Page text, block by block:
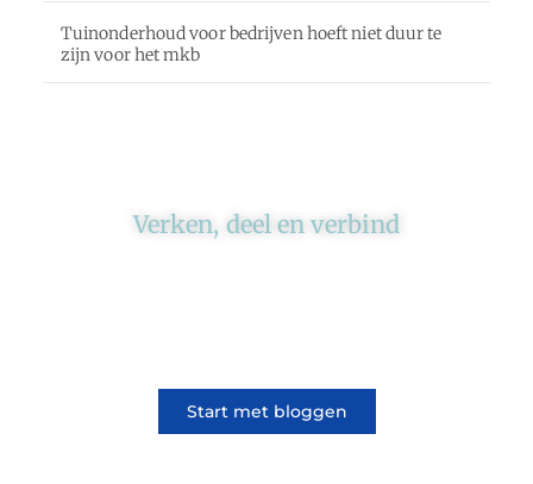
Tuinonderhoud voor bedrijven hoeft niet duur te
zijn voor het mkb
Verken, deel en verbind
Start met bloggen